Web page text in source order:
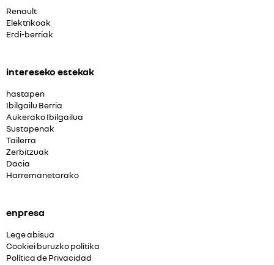
Renault
Elektrikoak
Erdi-berriak
intereseko estekak
hastapen
Ibilgailu Berria
Aukerako Ibilgailua
Sustapenak
Tailerra
Zerbitzuak
Dacia
Harremanetarako
enpresa
Lege abisua
Cookiei buruzko politika
Política de Privacidad